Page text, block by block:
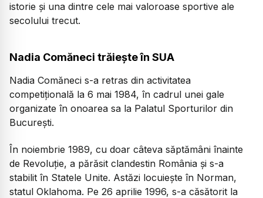
istorie și una dintre cele mai valoroase sportive ale
secolului trecut.
Nadia Comăneci trăiește în SUA
Nadia Comăneci s-a retras din activitatea
competițională la 6 mai 1984, în cadrul unei gale
organizate în onoarea sa la Palatul Sporturilor din
București.
În noiembrie 1989, cu doar câteva săptămâni înainte
de Revoluție, a părăsit clandestin România și s-a
stabilit în Statele Unite. Astăzi locuiește în Norman,
statul Oklahoma. Pe 26 aprilie 1996, s-a căsătorit la